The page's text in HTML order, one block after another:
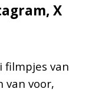
X
filmpjes van
van voor,